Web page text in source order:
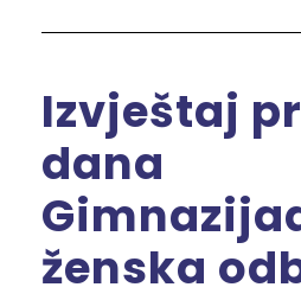
Izvještaj
dana
ženska